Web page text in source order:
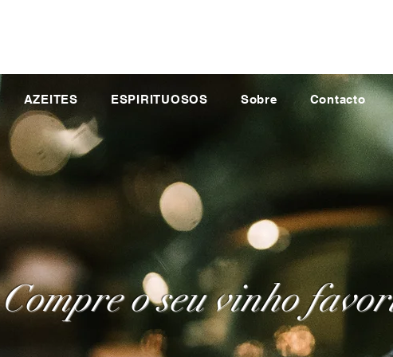
AZEITES ESPIRITUOSOS Sobre Contacto
Compre o seu vinho